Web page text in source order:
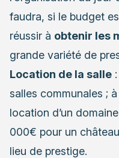
faudra, si le budget
réussir à obtenir les
grande variété de
Location de la salle
salles communales ;
location d’un
000€ pour un
lieu de prestige.